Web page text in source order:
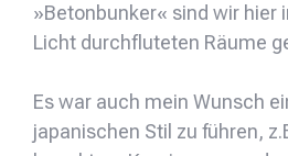
»Betonbunker« sind wir hier
Licht durchfluteten Räume
Es war auch mein Wunsch
japanischen Stil zu führen,